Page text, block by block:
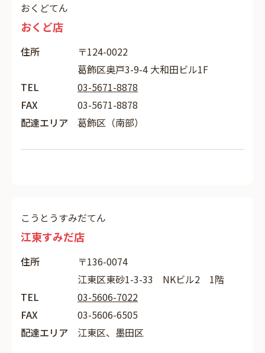
おくどてん
おくど店
住所
〒124-0022
葛飾区奥戸3-9-4 大和田ビル1F
TEL
03-5671-8878
FAX
03-5671-8878
配達エリア
葛飾区（南部）
こうとうすみだてん
江東すみだ店
住所
〒136-0074
江東区東砂1-3-33 NKビル2 1階
TEL
03-5606-7022
FAX
03-5606-6505
配達エリア
江東区、墨田区